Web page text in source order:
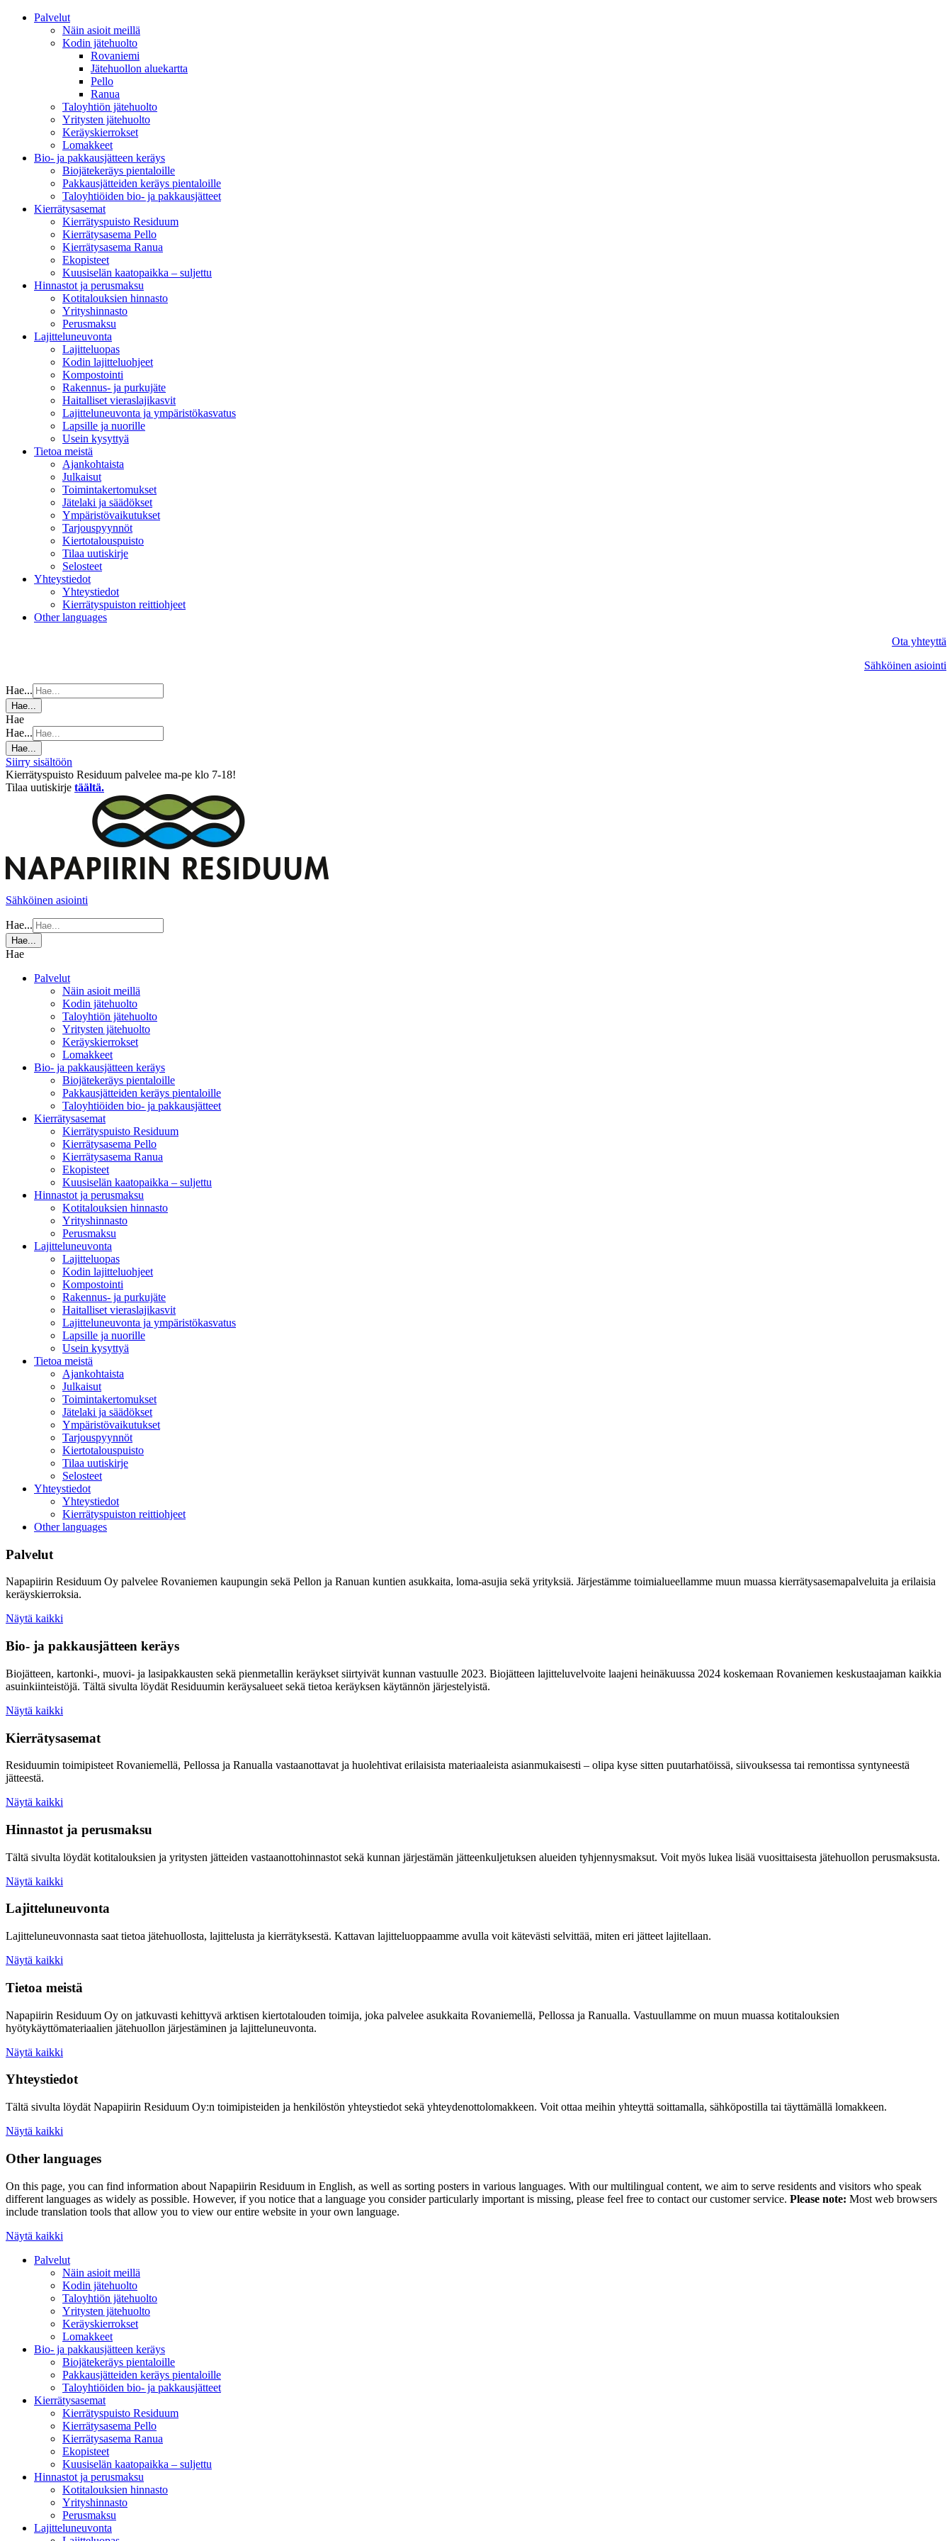
Palvelut
Näin asioit meillä
Kodin jätehuolto
Rovaniemi
Jätehuollon aluekartta
Pello
Ranua
Taloyhtiön jätehuolto
Yritysten jätehuolto
Keräyskierrokset
Lomakkeet
Bio- ja pakkausjätteen keräys
Biojätekeräys pientaloille
Pakkausjätteiden keräys pientaloille
Taloyhtiöiden bio- ja pakkausjätteet
Kierrätysasemat
Kierrätyspuisto Residuum
Kierrätysasema Pello
Kierrätysasema Ranua
Ekopisteet
Kuusiselän kaatopaikka – suljettu
Hinnastot ja perusmaksu
Kotitalouksien hinnasto
Yrityshinnasto
Perusmaksu
Lajitteluneuvonta
Lajitteluopas
Kodin lajitteluohjeet
Kompostointi
Rakennus- ja purkujäte
Haitalliset vieraslajikasvit
Lajitteluneuvonta ja ympäristökasvatus
Lapsille ja nuorille
Usein kysyttyä
Tietoa meistä
Ajankohtaista
Julkaisut
Toimintakertomukset
Jätelaki ja säädökset
Ympäristövaikutukset
Tarjouspyynnöt
Kiertotalouspuisto
Tilaa uutiskirje
Selosteet
Yhteystiedot
Yhteystiedot
Kierrätyspuiston reittiohjeet
Other languages
Ota yhteyttä
Sähköinen asiointi
Hae...
Hae...
Hae
Hae...
Hae...
Siirry sisältöön
Kierrätyspuisto Residuum palvelee ma-pe klo 7-18!
Tilaa uutiskirje täältä.
Sähköinen asiointi
Hae...
Hae...
Hae
Palvelut
Näin asioit meillä
Kodin jätehuolto
Taloyhtiön jätehuolto
Yritysten jätehuolto
Keräyskierrokset
Lomakkeet
Bio- ja pakkausjätteen keräys
Biojätekeräys pientaloille
Pakkausjätteiden keräys pientaloille
Taloyhtiöiden bio- ja pakkausjätteet
Kierrätysasemat
Kierrätyspuisto Residuum
Kierrätysasema Pello
Kierrätysasema Ranua
Ekopisteet
Kuusiselän kaatopaikka – suljettu
Hinnastot ja perusmaksu
Kotitalouksien hinnasto
Yrityshinnasto
Perusmaksu
Lajitteluneuvonta
Lajitteluopas
Kodin lajitteluohjeet
Kompostointi
Rakennus- ja purkujäte
Haitalliset vieraslajikasvit
Lajitteluneuvonta ja ympäristökasvatus
Lapsille ja nuorille
Usein kysyttyä
Tietoa meistä
Ajankohtaista
Julkaisut
Toimintakertomukset
Jätelaki ja säädökset
Ympäristövaikutukset
Tarjouspyynnöt
Kiertotalouspuisto
Tilaa uutiskirje
Selosteet
Yhteystiedot
Yhteystiedot
Kierrätyspuiston reittiohjeet
Other languages
Palvelut
Napapiirin Residuum Oy palvelee Rovaniemen kaupungin sekä Pellon ja Ranuan kuntien asukkaita, loma-asujia sekä yrityksiä. Järjestämme toimialueellamme muun muassa kierrätysasemapalveluita ja erilaisia
keräyskierroksia.
Näytä kaikki
Bio- ja pakkausjätteen keräys
Biojätteen, kartonki-, muovi- ja lasipakkausten sekä pienmetallin keräykset siirtyivät kunnan vastuulle 2023. Biojätteen lajitteluvelvoite laajeni heinäkuussa 2024 koskemaan Rovaniemen keskustaajaman kaikkia
asuinkiinteistöjä. Tältä sivulta löydät Residuumin keräysalueet sekä tietoa keräyksen käytännön järjestelyistä.
Näytä kaikki
Kierrätysasemat
Residuumin toimipisteet Rovaniemellä, Pellossa ja Ranualla vastaanottavat ja huolehtivat erilaisista materiaaleista asianmukaisesti – olipa kyse sitten puutarhatöissä, siivouksessa tai remontissa syntyneestä
jätteestä.
Näytä kaikki
Hinnastot ja perusmaksu
Tältä sivulta löydät kotitalouksien ja yritysten jätteiden vastaanottohinnastot sekä kunnan järjestämän jätteenkuljetuksen alueiden tyhjennysmaksut. Voit myös lukea lisää vuosittaisesta jätehuollon perusmaksusta.
Näytä kaikki
Lajitteluneuvonta
Lajitteluneuvonnasta saat tietoa jätehuollosta, lajittelusta ja kierrätyksestä. Kattavan lajitteluoppaamme avulla voit kätevästi selvittää, miten eri jätteet lajitellaan.
Näytä kaikki
Tietoa meistä
Napapiirin Residuum Oy on jatkuvasti kehittyvä arktisen kiertotalouden toimija, joka palvelee asukkaita Rovaniemellä, Pellossa ja Ranualla. Vastuullamme on muun muassa kotitalouksien
hyötykäyttömateriaalien jätehuollon järjestäminen ja lajitteluneuvonta.
Näytä kaikki
Yhteystiedot
Tältä sivulta löydät Napapiirin Residuum Oy:n toimipisteiden ja henkilöstön yhteystiedot sekä yhteydenottolomakkeen. Voit ottaa meihin yhteyttä soittamalla, sähköpostilla tai täyttämällä lomakkeen.
Näytä kaikki
Other languages
On this page, you can find information about Napapiirin Residuum in English, as well as sorting posters in various languages. With our multilingual content, we aim to serve residents and visitors who speak
different languages as widely as possible. However, if you notice that a language you consider particularly important is missing, please feel free to contact our customer service. Please note: Most web browsers
include translation tools that allow you to view our entire website in your own language.
Näytä kaikki
Palvelut
Näin asioit meillä
Kodin jätehuolto
Taloyhtiön jätehuolto
Yritysten jätehuolto
Keräyskierrokset
Lomakkeet
Bio- ja pakkausjätteen keräys
Biojätekeräys pientaloille
Pakkausjätteiden keräys pientaloille
Taloyhtiöiden bio- ja pakkausjätteet
Kierrätysasemat
Kierrätyspuisto Residuum
Kierrätysasema Pello
Kierrätysasema Ranua
Ekopisteet
Kuusiselän kaatopaikka – suljettu
Hinnastot ja perusmaksu
Kotitalouksien hinnasto
Yrityshinnasto
Perusmaksu
Lajitteluneuvonta